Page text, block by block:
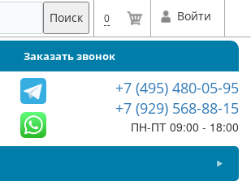
Поиск 0 Войти
Заказать звонок
+7 (495) 480-05-95
+7 (929) 568-88-15
ПН-ПТ 09:00 - 18:00